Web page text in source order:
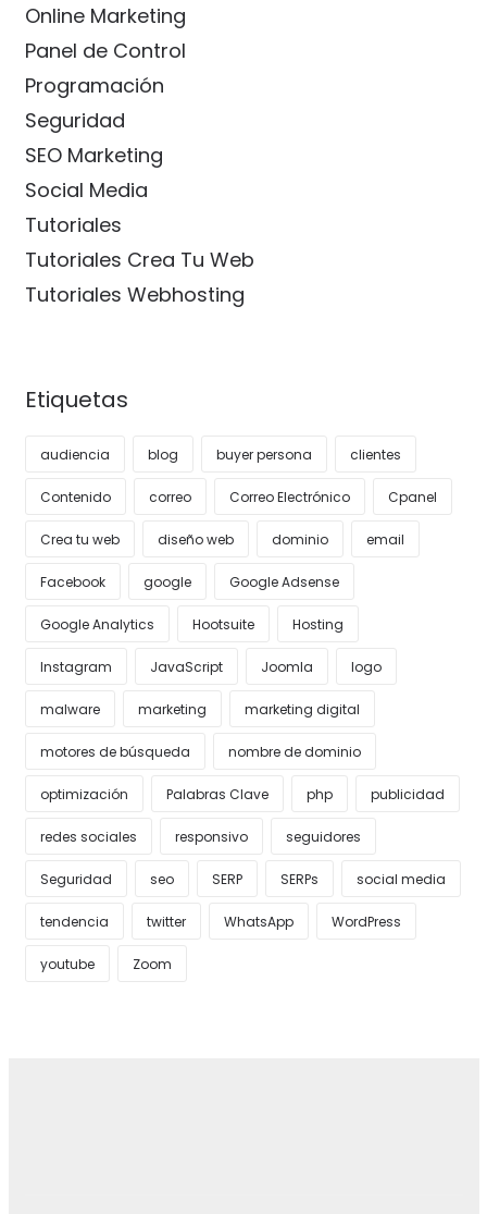
Online Marketing
Panel de Control
Programación
Seguridad
SEO Marketing
Social Media
Tutoriales
Tutoriales Crea Tu Web
Tutoriales Webhosting
Etiquetas
audiencia blog buyer persona clientes
Contenido correo Correo Electrónico Cpanel
Crea tu web diseño web dominio email
Facebook google Google Adsense
Google Analytics Hootsuite Hosting
Instagram JavaScript Joomla logo
malware marketing marketing digital
motores de búsqueda nombre de dominio
optimización Palabras Clave php publicidad
redes sociales responsivo seguidores
Seguridad seo SERP SERPs social media
tendencia twitter WhatsApp WordPress
youtube Zoom